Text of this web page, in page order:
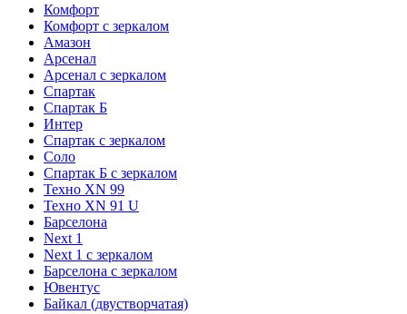
Комфорт
Комфорт с зеркалом
Амазон
Арсенал
Арсенал с зеркалом
Спартак
Спартак Б
Интер
Спартак с зеркалом
Соло
Спартак Б с зеркалом
Техно XN 99
Техно XN 91 U
Барселона
Next 1
Next 1 с зеркалом
Барселона с зеркалом
Ювентус
Байкал (двустворчатая)